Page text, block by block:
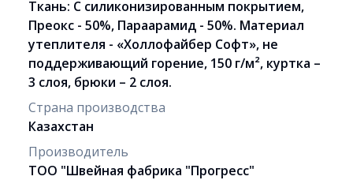
Ткань: С силиконизированным покрытием,
Преокс - 50%, Параарамид - 50%. Материал
утеплителя - «Холлофайбер Софт», не
поддерживающий горение, 150 г/м², куртка –
3 слоя, брюки – 2 слоя.
Страна производства
Казахстан
Производитель
ТОО "Швейная фабрика "Прогресс"